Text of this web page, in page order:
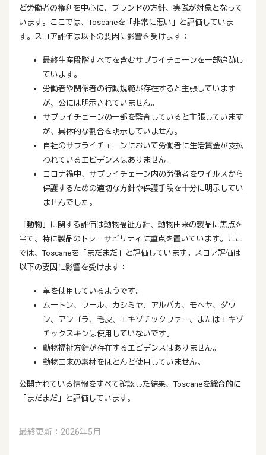
ど労働者の権利を中心に、ブランドの方針、実践が対象となって
います。ここでは、Toscaneを「非常に悪い」と評価していま
す。スコア評価は以下の要因に影響を受けます：
最終生産段階すべてを含むサプライチェーンを一部追跡し
ています。
労働者や関係者の行動規範が存在すると主張しています
が、公には明示されていません。
サプライチェーンの一部を監査していると主張しています
が、具体的な割合を明示していません。
自社のサプライチェーンにおいて労働者に生活賃金が支払
われているエビデンスはありません。
コロナ禍中、サプライチェーン内の労働者をウイルスから
保護するための適切な方針や保護手段を十分に明示してい
ませんでした。
「動物」
に関する評価は動物福祉方針、動物由来の製品に焦点を
当て、特に製品のトレーサビリティに重点を置いています。ここ
では、Toscaneを「まだまだ」と評価しています。スコア評価は
以下の要因に影響を受けます：
革を使用しているようです。
ムートン、ウール、カシミヤ、アルパカ、モヘヤ、ダウ
ン、アンゴラ、毛皮、エキゾチックファー、またはエキゾ
チックスキンは使用していないです。
動物福祉方針が存在するエビデンスはありません。
動物由来の素材をほとんど使用していません。
公開されている情報をすべて確認した結果、Toscaneを総合的に
「まだまだ」と評価しています。
最終更新：2026年5月